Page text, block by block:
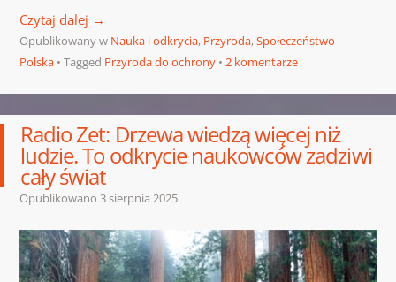
Czytaj dalej →
Opublikowany w Nauka i odkrycia, Przyroda,Społeczeństwo -
Polska
Tagged Przyroda do ochrony 2 komentarze
Radio Zet: Drzewa wiedzą więcej niż
ludzie. To odkrycie naukowców zadziwi
cały świat
Opublikowano 3 sierpnia 2025